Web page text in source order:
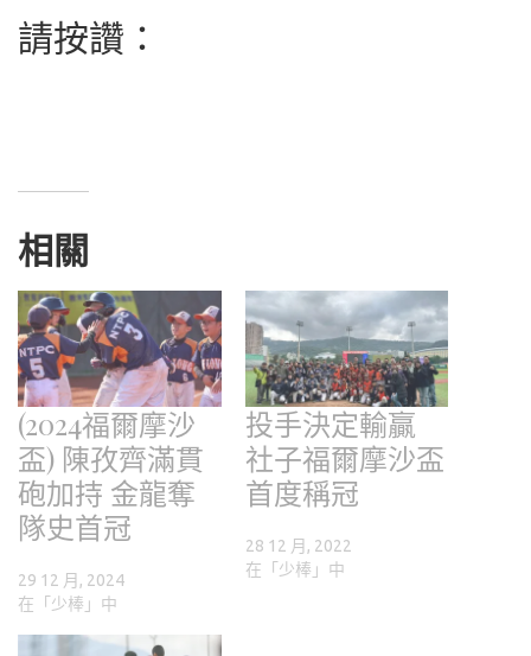
請按讚：
相關
(2024福爾摩沙
盃) 陳孜齊滿貫
砲加持 金龍奪
隊史首冠
29 12 月, 2024
在「少棒」中
投手決定輸贏
社子福爾摩沙盃
首度稱冠
28 12 月, 2022
在「少棒」中